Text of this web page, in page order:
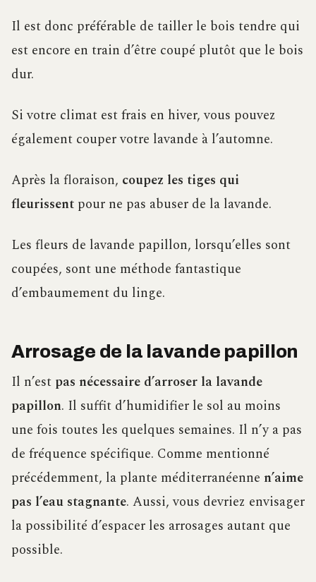
Il est donc préférable de tailler le bois tendre qui
est encore en train d’être coupé plutôt que le bois
dur.
Si votre climat est frais en hiver, vous pouvez
également couper votre lavande à l’automne.
Après la floraison, coupez les tiges qui
fleurissent pour ne pas abuser de la lavande.
Les fleurs de lavande papillon, lorsqu’elles sont
coupées, sont une méthode fantastique
d’embaumement du linge.
Arrosage de la lavande papillon
Il n’est pas nécessaire d’arroser la lavande
papillon. Il suffit d’humidifier le sol au moins
une fois toutes les quelques semaines. Il n’y a pas
de fréquence spécifique. Comme mentionné
précédemment, la plante méditerranéenne n’aime
pas l’eau stagnante. Aussi, vous devriez envisager
la possibilité d’espacer les arrosages autant que
possible.